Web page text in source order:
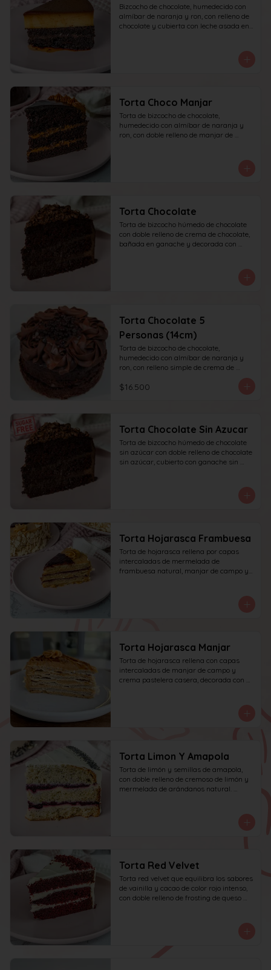
Bizcocho de chocolate, humedecido con
almíbar de naranja y ron, con relleno de
chocolate y cubierta con leche asada en
Torta Choco Manjar
Torta de bizcocho de chocolate,
humedecido con almíbar de naranja y
ron, con doble relleno de manjar de
Torta Chocolate
Torta de bizcocho húmedo de chocolate
con doble relleno de crema de chocolate,
bañada en ganache y decorada con
Torta Chocolate 5
Personas (14cm)
Torta de bizcocho de chocolate,
humedecido con almíbar de naranja y
ron, con relleno simple de crema de
ganache de chocolate. Recomendada
$16.500
Torta Chocolate Sin Azucar
Torta de bizcocho húmedo de chocolate
sin azúcar con doble relleno de chocolate
sin azúcar, cubierto con ganache sin
Torta Hojarasca Frambuesa
Torta de hojarasca rellena por capas
intercaladas de mermelada de
frambuesa natural, manjar de campo y
Torta Hojarasca Manjar
Torta de hojarasca rellena con capas
intercaladas de manjar de campo y
crema pastelera casera, decorada con
Torta Limon Y Amapola
Torta de limón y semillas de amapola,
con doble relleno de cremoso de limón y
mermelada de arándanos natural.
Torta Red Velvet
Torta red velvet que equilibra los sabores
de vainilla y cacao de color rojo intenso,
con doble relleno de frosting de queso